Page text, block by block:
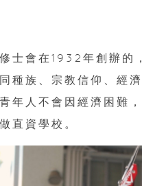
士會在1932年創辦的
種族、宗教信仰、經
年人不會因經濟困難
直資學校。